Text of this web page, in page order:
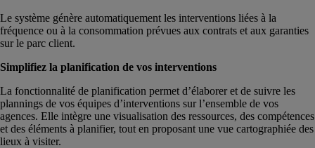
Le système génère automatiquement les interventions liées à la
fréquence ou à la consommation prévues aux contrats et aux garanties
sur le parc client.
Simplifiez la planification de vos interventions
La fonctionnalité de planification permet d’élaborer et de suivre les
plannings de vos équipes d’interventions sur l’ensemble de vos
agences. Elle intègre une visualisation des ressources, des compétences
et des éléments à planifier, tout en proposant une vue cartographiée des
lieux à visiter.